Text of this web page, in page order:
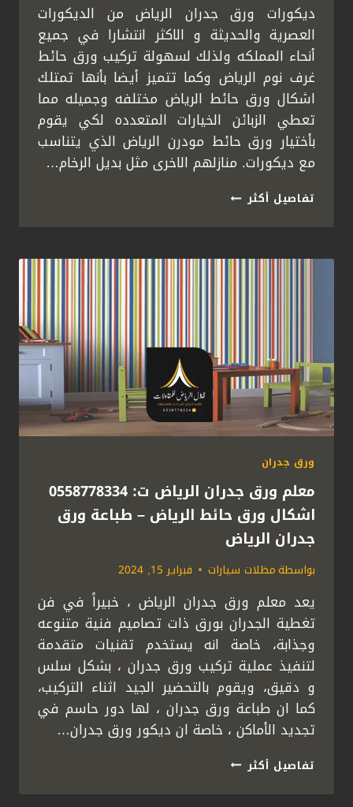
ديكورات ورق جدران الرياض من الديكورات
العصرية والحديثة و الاكثر انتشارا في جميع
أنحاء المملكه ولذلك لسهولة تركيب ورق حائط
غرف نوم الرياض وكما تتميز أيضا بأنها تمتلك
اشكال ورق حائط الرياض مختلفه وجميله مما
تعطي الزبائن الخيارات المتعدده لكي يقوم
بأختيار ورق حائط مودرن الرياض الذي يتناسب
مع ديكورات. منازلهم الاخرى مثل بديل الرخام…
تفاصيل أكثر ديكورات
جدران
ت:
الرياض
–
اشكال
ورق
حائط
ورق جدران
معلم ورق جدران الرياض ت: 0558778334
اشكال ورق حائط الرياض – طباعة ورق
جدران الرياض
بواسطةمظلات سيارات فبراير 15, 2024
يعد معلم ورق جدران الرياض ، خبيراً في فن
تغطية الجدران بورق ذات تصاميم فنية متنوعه
وجذابة، خاصة انه يستخدم تقنيات متقدمة
لتنفيذ عملية تركيب ورق جدران ، بشكل سلس
و دقيق، ويقوم بالتحضير الجيد اثناء التركيب،
كما ان طباعة ورق جدران ، لها دور حاسم في
تجديد الأماكن ، خاصة ان ديكور ورق جدران…
تفاصيل أكثر معلم
ورق
جدران